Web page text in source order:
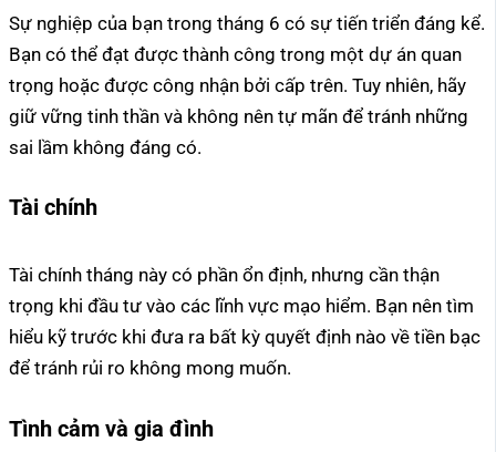
Sự nghiệp của bạn trong tháng 6 có sự tiến triển đáng kể.
Bạn có thể đạt được thành công trong một dự án quan
trọng hoặc được công nhận bởi cấp trên. Tuy nhiên, hãy
giữ vững tinh thần và không nên tự mãn để tránh những
sai lầm không đáng có.
Tài chính
Tài chính tháng này có phần ổn định, nhưng cần thận
trọng khi đầu tư vào các lĩnh vực mạo hiểm. Bạn nên tìm
hiểu kỹ trước khi đưa ra bất kỳ quyết định nào về tiền bạc
để tránh rủi ro không mong muốn.
Tình cảm và gia đình